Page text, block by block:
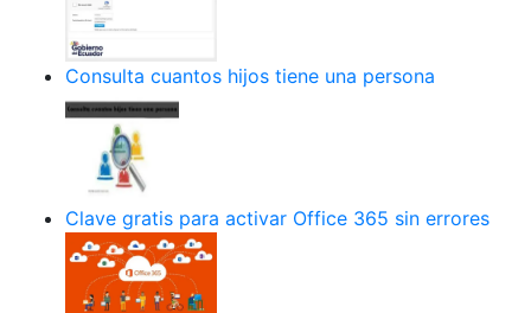
Consulta cuantos hijos tiene una persona
Clave gratis para activar Office 365 sin errores